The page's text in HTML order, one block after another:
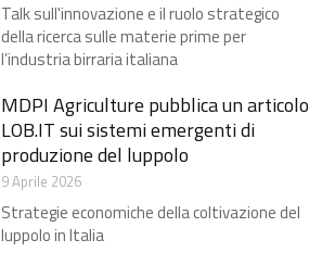
Talk sull'innovazione e il ruolo strategico
della ricerca sulle materie prime per
l’industria birraria italiana
MDPI Agriculture pubblica un articolo
LOB.IT sui sistemi emergenti di
produzione del luppolo
9 Aprile 2026
Strategie economiche della coltivazione del
luppolo in Italia